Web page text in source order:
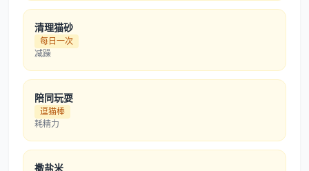
清理猫砂
每日一次
减躁
陪同玩耍
逗猫棒
耗精力
撒盐米